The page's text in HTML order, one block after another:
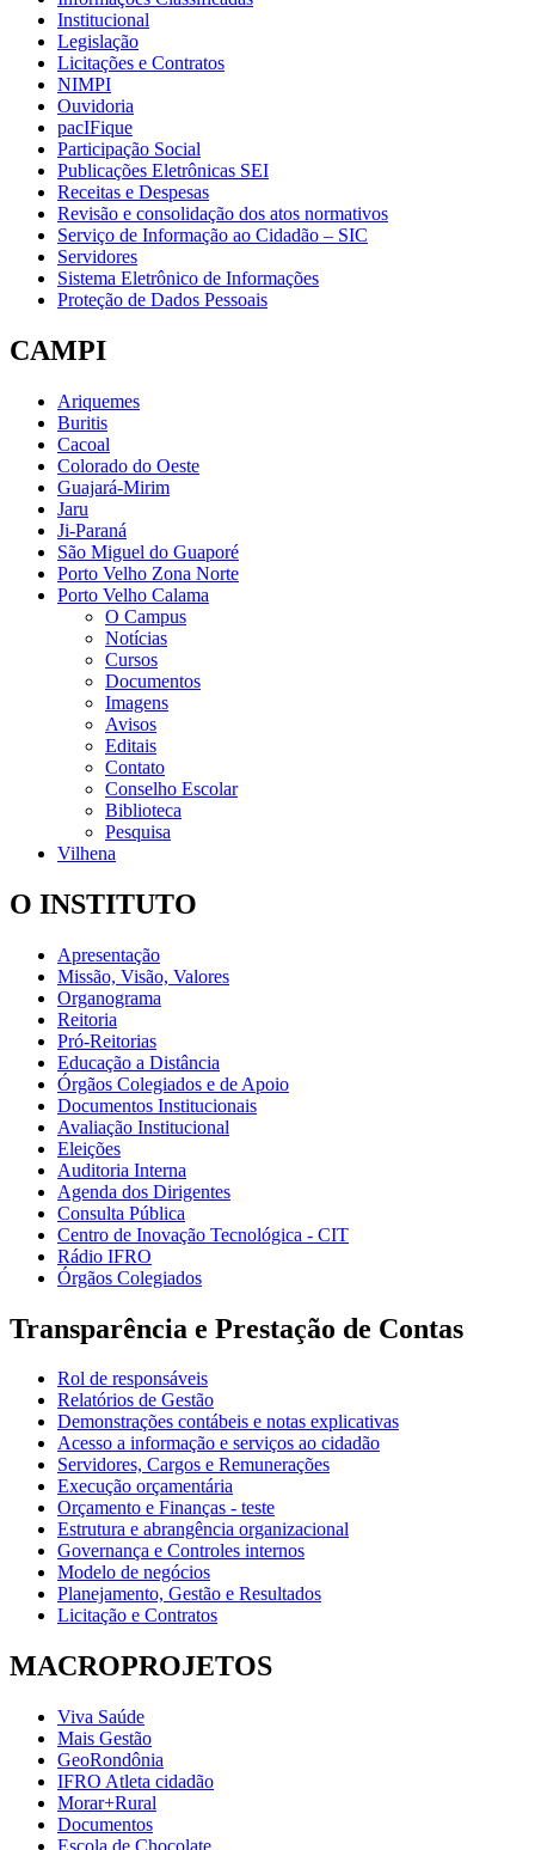
Institucional
Legislação
Licitações e Contratos
NIMPI
Ouvidoria
pacIFique
Participação Social
Publicações Eletrônicas SEI
Receitas e Despesas
Revisão e consolidação dos atos normativos
Serviço de Informação ao Cidadão – SIC
Servidores
Sistema Eletrônico de Informações
Proteção de Dados Pessoais
CAMPI
Ariquemes
Buritis
Cacoal
Colorado do Oeste
Guajará-Mirim
Jaru
Ji-Paraná
São Miguel do Guaporé
Porto Velho Zona Norte
Porto Velho Calama
O Campus
Notícias
Cursos
Documentos
Imagens
Avisos
Editais
Contato
Conselho Escolar
Biblioteca
Pesquisa
Vilhena
O INSTITUTO
Apresentação
Missão, Visão, Valores
Organograma
Reitoria
Pró-Reitorias
Educação a Distância
Órgãos Colegiados e de Apoio
Documentos Institucionais
Avaliação Institucional
Eleições
Auditoria Interna
Agenda dos Dirigentes
Consulta Pública
Centro de Inovação Tecnológica - CIT
Rádio IFRO
Órgãos Colegiados
Transparência e Prestação de Contas
Rol de responsáveis
Relatórios de Gestão
Demonstrações contábeis e notas explicativas
Acesso a informação e serviços ao cidadão
Servidores, Cargos e Remunerações
Execução orçamentária
Orçamento e Finanças - teste
Estrutura e abrangência organizacional
Governança e Controles internos
Modelo de negócios
Planejamento, Gestão e Resultados
Licitação e Contratos
MACROPROJETOS
Viva Saúde
Mais Gestão
GeoRondônia
IFRO Atleta cidadão
Morar+Rural
Documentos